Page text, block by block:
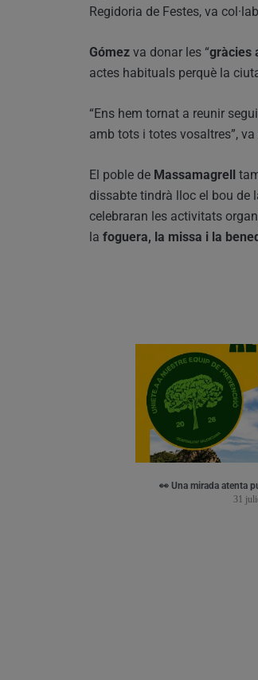
Regidoria de Festes, va
Gómez va donar les “gràcies
actes habituals perquè la
“Ens hem tornat a reunir
amb tots i totes vosaltres”,
El poble de Massamagrell
dissabte tindrà lloc el bou de
celebraran les activitats
la foguera, la missa i la
👀 Una mirada atenta
31